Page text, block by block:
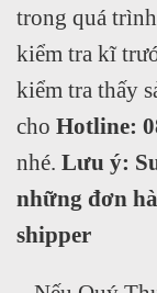
trong quá
kiểm tra kĩ
kiểm tra thấy
cho Hotline:
nhé. Lưu ý:
những đơn
shipper